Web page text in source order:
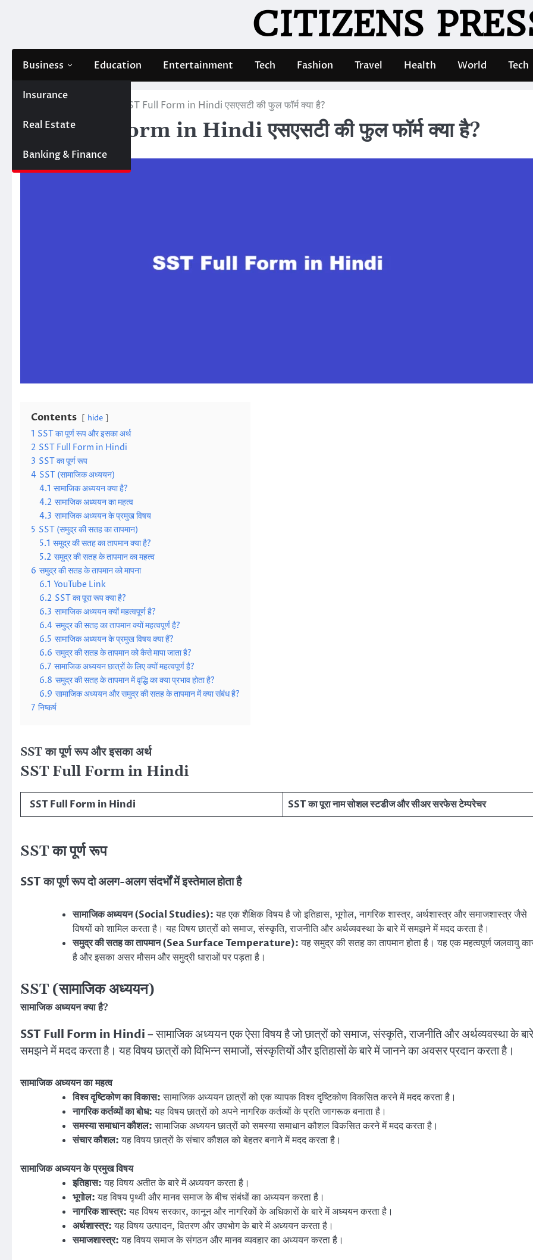
CITIZENS
Business
Insurance
Real Estate
Banking & Finance
Education Entertainment Tech Fashion Travel Health World Tech
SST Full Form in Hindi एसएसटी की फुल फॉर्म क्या है?
SST Full Form in Hindi एसएसटी की फुल फॉर्म क्या है?
Editor
Contents hide
1 SST का पूर्ण रूप और इसका अर्थ
2 SST Full Form in Hindi
3 SST का पूर्ण रूप
4 SST (सामाजिक अध्ययन)
4.1 सामाजिक अध्ययन क्या है?
4.2 सामाजिक अध्ययन का महत्व
4.3 सामाजिक अध्ययन के प्रमुख विषय
5 SST (समुद्र की सतह का तापमान)
5.1 समुद्र की सतह का तापमान क्या है?
5.2 समुद्र की सतह के तापमान का महत्व
6 समुद्र की सतह के तापमान को मापना
6.1 YouTube Link
6.2 SST का पूरा रूप क्या है?
6.3 सामाजिक अध्ययन क्यों महत्वपूर्ण है?
6.4 समुद्र की सतह का तापमान क्यों महत्वपूर्ण है?
6.5 सामाजिक अध्ययन के प्रमुख विषय क्या हैं?
6.6 समुद्र की सतह के तापमान को कैसे मापा जाता है?
6.7 सामाजिक अध्ययन छात्रों के लिए क्यों महत्वपूर्ण है?
6.8 समुद्र की सतह के तापमान में वृद्धि का क्या प्रभाव होता है?
6.9 सामाजिक अध्ययन और समुद्र की सतह के तापमान में क्या संबंध है?
7 निष्कर्ष
SST का पूर्ण रूप और इसका अर्थ
SST Full Form in Hindi
SST Full Form in Hindi SST का पूरा नाम सोशल स्टडीज और सीअर सरफेस टेम्परेचर
SST का पूर्ण रूप
SST का पूर्ण रूप दो अलग-अलग संदर्भों में इस्तेमाल होता है
सामाजिक अध्ययन (Social Studies):यह एक शैक्षिक विषय है जो इतिहास, भूगोल, नागरिक शास्त्र, अर्थशास्त्र और समाजशास्त्र जैसे
विषयों को शामिल करता है। यह विषय छात्रों को समाज, संस्कृति, राजनीति और अर्थव्यवस्था के बारे में समझने में मदद करता है।
समुद्र की सतह का तापमान (Sea Surface Temperature):यह समुद्र की सतह का तापमान होता है। यह एक महत्वपूर्ण जलवायु
है और इसका असर मौसम और समुद्री धाराओं पर पड़ता है।
SST (सामाजिक अध्ययन)
सामाजिक अध्ययन क्या है?
SST Full Form in Hindi– सामाजिक अध्ययन एक ऐसा विषय है जो छात्रों को समाज, संस्कृति, राजनीति और अर्थव्यवस्था के
समझने में मदद करता है। यह विषय छात्रों को विभिन्न समाजों, संस्कृतियों और इतिहासों के बारे में जानने का अवसर प्रदान करता है।
सामाजिक अध्ययन का महत्व
विश्व दृष्टिकोण का विकास:सामाजिक अध्ययन छात्रों को एक व्यापक विश्व दृष्टिकोण विकसित करने में मदद करता है।
नागरिक कर्तव्यों का बोध:यह विषय छात्रों को अपने नागरिक कर्तव्यों के प्रति जागरूक बनाता है।
समस्या समाधान कौशल:सामाजिक अध्ययन छात्रों को समस्या समाधान कौशल विकसित करने में मदद करता है।
संचार कौशल:यह विषय छात्रों के संचार कौशल को बेहतर बनाने में मदद करता है।
सामाजिक अध्ययन के प्रमुख विषय
इतिहास:यह विषय अतीत के बारे में अध्ययन करता है।
भूगोल:यह विषय पृथ्वी और मानव समाज के बीच संबंधों का अध्ययन करता है।
नागरिक शास्त्र:यह विषय सरकार, कानून और नागरिकों के अधिकारों के बारे में अध्ययन करता है।
अर्थशास्त्र:यह विषय उत्पादन, वितरण और उपभोग के बारे में अध्ययन करता है।
समाजशास्त्र:यह विषय समाज के संगठन और मानव व्यवहार का अध्ययन करता है।